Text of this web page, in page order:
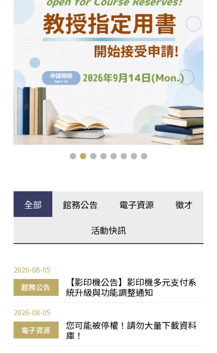
全部 館務公告 電子資源 徵才
活動快訊
館務公告
【影印機公告】影印機多元支付系
統升級與功能調整通知
2026-08-05
電子資源
您可能被停權！請勿大量下載資料
庫！
2026-08-05